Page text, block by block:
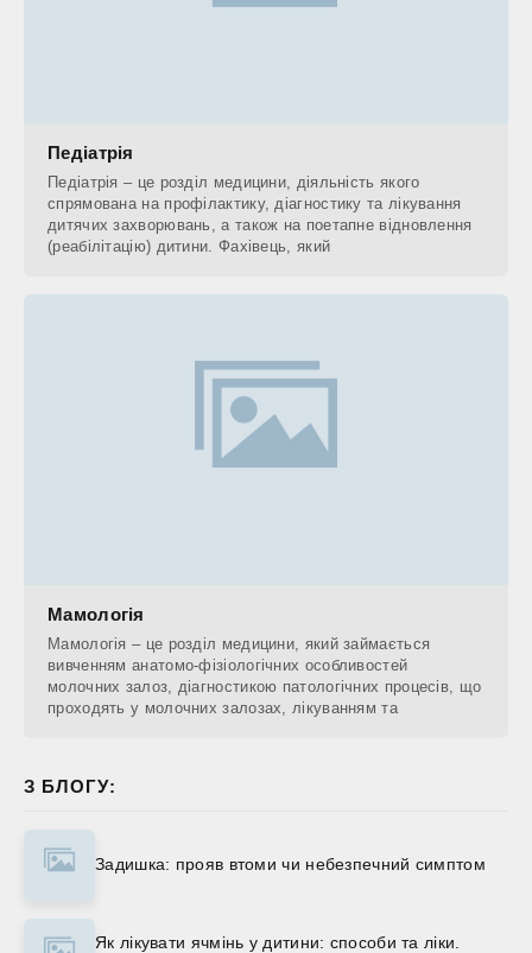
Педіатрія
Педіатрія – це розділ медицини, діяльність якого
спрямована на профілактику, діагностику та лікування
дитячих захворювань, а також на поетапне відновлення
(реабілітацію) дитини. Фахівець, який
Мамологія
Мамологія – це розділ медицини, який займається
вивченням анатомо-фізіологічних особливостей
молочних залоз, діагностикою патологічних процесів, що
проходять у молочних залозах, лікуванням та
З БЛОГУ:
Задишка: прояв втоми чи небезпечний симптом
Як лікувати ячмінь у дитини: способи та ліки.